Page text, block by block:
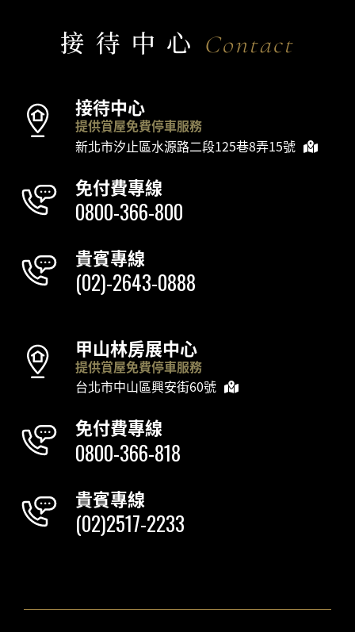
接待中心 Contact
接待中心
提供賞屋免費停車服務
新北市汐止區水源路二段125巷8弄15號
免付費專線
0800-366-800
貴賓專線
(02)-2643-0888
甲山林房展中心
提供賞屋免費停車服務
台北市中山區興安街60號
免付費專線
0800-366-818
貴賓專線
(02)2517-2233